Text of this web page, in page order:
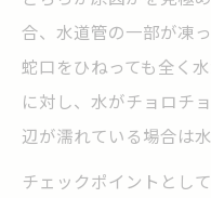
合、水道管の一部が凍
蛇口をひねっても全く
に対し、水がチョロチ
辺が濡れている場合は
チェックポイントとし